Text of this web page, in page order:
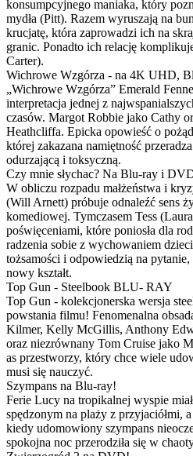
konsumpcyjnego maniaka, który
mydła (Pitt). Razem wyruszają na
krucjatę, która zaprowadzi ich na
granic. Ponadto ich relację
Carter).
Wichrowe Wzgórza - na 4K UHD,
„Wichrowe Wzgórza” Emerald
interpretacja jednej z
czasów. Margot Robbie jako Cathy
Heathcliffa. Epicka opowieść o
której zakazana namiętność
odurzającą i toksyczną.
Czy mnie słychac? Na Blu-ray i
W obliczu rozpadu małżeństwa i
(Will Arnett) próbuje odnaleźć sens
komediowej. Tymczasem Tess
poświęceniami, które poniosła dla
radzenia sobie z wychowaniem
tożsamości i odpowiedzią na
nowy kształt.
Top Gun - Steelbook BLU- RAY
Top Gun - kolekcjonerska wersja
powstania filmu! Fenomenalna
Kilmer, Kelly McGillis, Anthony
oraz niezrównany Tom Cruise jako
as przestworzy, który chce wiele
musi się nauczyć.
Szympans na Blu-ray!
Ferie Lucy na tropikalnej wyspie
spędzonym na plaży z przyjaciółmi,
kiedy udomowiony szympans
spokojna noc przerodziła się w